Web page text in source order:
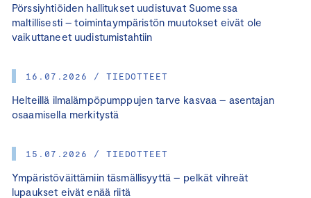
Pörssiyhtiöiden hallitukset uudistuvat Suomessa
maltillisesti – toimintaympäristön muutokset eivät ole
vaikuttaneet uudistumistahtiin
16.07.2026 / TIEDOTTEET
Helteillä ilmalämpöpumppujen tarve kasvaa – asentajan
osaamisella merkitystä
15.07.2026 / TIEDOTTEET
Ympäristöväittämiin täsmällisyyttä – pelkät vihreät
lupaukset eivät enää riitä